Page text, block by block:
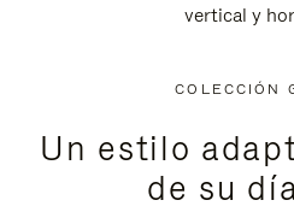
vertical y
COLECCIÓN
Un estilo
de su